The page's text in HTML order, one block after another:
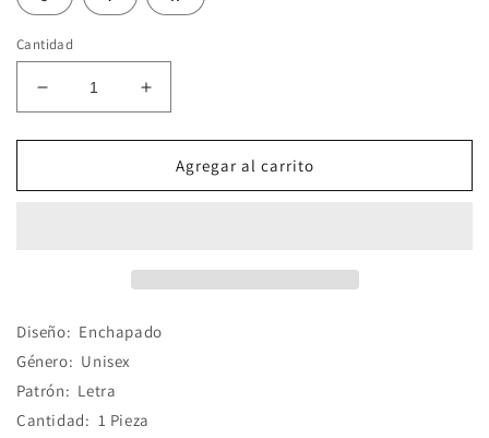
Cantidad
Reducir
cantidad
para
Estilo
Aumentar
cantidad
para
Collar
Estilo
Agregar al carrito
Diseño: Enchapado
Género: Unisex
Patrón: Letra
Cantidad: 1 Pieza